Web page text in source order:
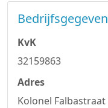
KvK
32159863
Adres
Kolonel Falbastraat